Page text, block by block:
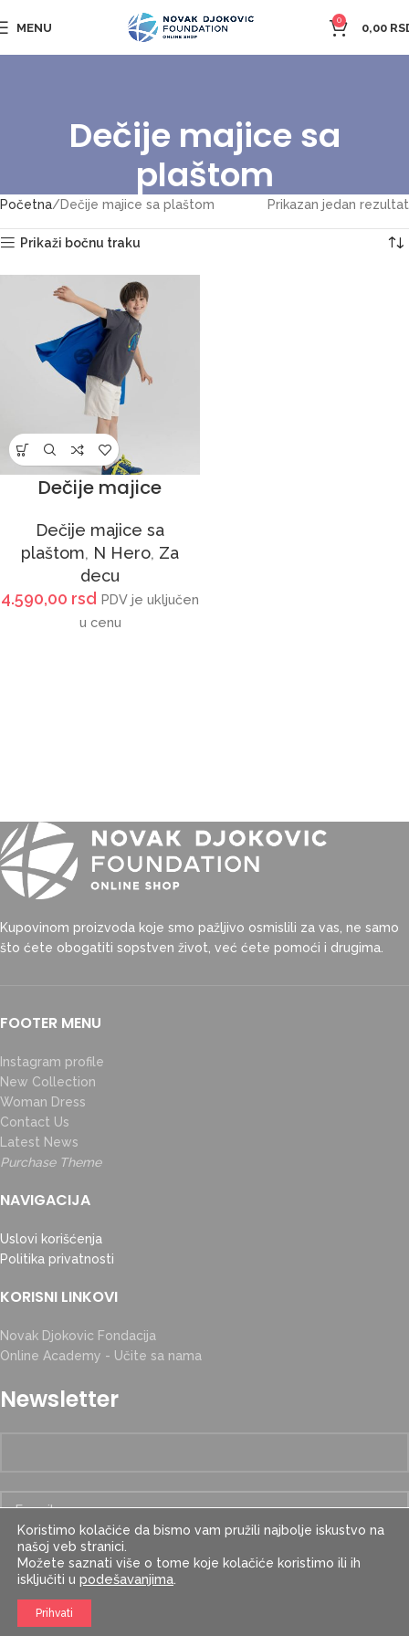
MENU
0
0,00
Dečije majice sa
plaštom
Početna Dečije majice sa plaštom Prikazan jedan rezultat
Prikaži bočnu traku
Dečije majice
Dečije majice sa
plaštom, N Hero, Za
decu
4.590,00 rsd PDV je uključen
u cenu
Kupovinom proizvoda koje smo pažljivo osmislili za vas, ne samo
što ćete obogatiti sopstven život, već ćete pomoći i drugima.
FOOTER MENU
Instagram profile
New Collection
Woman Dress
Contact Us
Latest News
Purchase Theme
NAVIGACIJA
Uslovi korišćenja
Politika privatnosti
KORISNI LINKOVI
Novak Djokovic Fondacija
Online Academy - Učite sa nama
Newsletter
Koristimo kolačiće da bismo vam pružili najbolje iskustvo na
našoj veb stranici.
Možete saznati više o tome koje kolačiće koristimo ili ih
isključiti u podešavanjima
Prihvati